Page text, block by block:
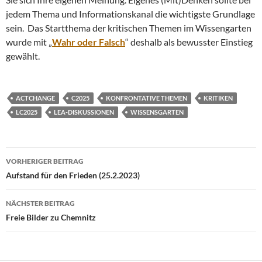
jedem Thema und Informationskanal die wichtigste Grundlage
sein. Das Startthema der kritischen Themen im Wissengarten
wurde mit „ Wahr oder Falsch“ deshalb als bewusster Einstieg
gewählt.
ACTCHANGE C2025 KONFRONTATIVE THEMEN
KRITIKEN
LC2025
LEA-DISKUSSIONEN WISSENSGARTEN
Beitragsnavigation
VORHERIGER BEITRAG
Aufstand für den Frieden (25.2.2023)
NÄCHSTER BEITRAG
Freie Bilder zu Chemnitz